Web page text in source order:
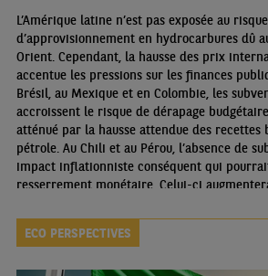
L’Amérique latine n’est pas exposée au
d’approvisionnement en hydrocarbures dû
Orient. Cependant, la hausse des prix
accentue les pressions sur les finances
Brésil, au Mexique et en Colombie, les
accroissent le risque de dérapage
atténué par la hausse attendue des recettes
pétrole. Au Chili et au Pérou, l’absence de
impact inflationniste conséquent qui
resserrement monétaire. Celui-ci
modérés de ces pays devraient leur
ECO PERSPECTIVES